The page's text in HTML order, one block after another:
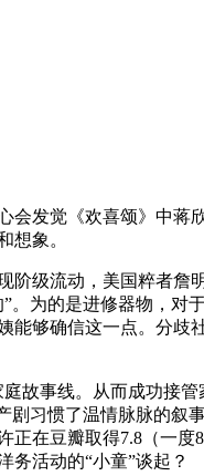
觉《欢喜颂》中蒋
想象。
流动，美国粹者詹
为的是进修器物，对
够确信这一点。分
事线。从而成功接
习惯了温情脉脉的
在豆瓣取得7.8（一
务活动的“小童”谈起？